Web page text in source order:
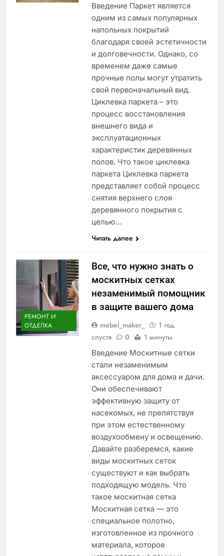
Введение Паркет является
одним из самых популярных
напольных покрытий
благодаря своей эстетичности
и долговечности. Однако, со
временем даже самые
прочные полы могут утратить
свой первоначальный вид.
Циклевка паркета – это
процесс восстановления
внешнего вида и
эксплуатационных
характеристик деревянных
полов. Что такое циклевка
паркета Циклевка паркета
представляет собой процесс
снятия верхнего слоя
деревянного покрытия с
целью…
Читать далее
РЕМОНТ И
ОТДЕЛКА
Все, что нужно знать о
москитных сетках
незаменимый помощник
в защите вашего дома
mebel_maker_
1 год
спустя
0 1 минуты
Введение Москитные сетки
стали незаменимым
аксессуаром для дома и дачи.
Они обеспечивают
эффективную защиту от
насекомых, не препятствуя
при этом естественному
воздухообмену и освещению.
Давайте разберемся, какие
виды москитных сеток
существуют и как выбрать
подходящую модель. Что
такое москитная сетка
Москитная сетка — это
специальное полотно,
изготовленное из прочного
материала, которое